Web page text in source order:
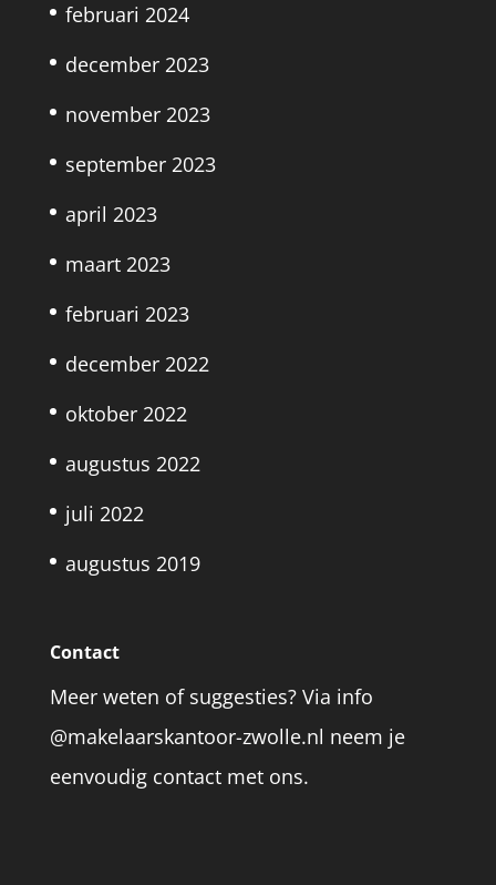
februari 2024
december 2023
november 2023
september 2023
april 2023
maart 2023
februari 2023
december 2022
oktober 2022
augustus 2022
juli 2022
augustus 2019
Contact
Meer weten of suggesties? Via info
@makelaarskantoor-zwolle.nl neem je
eenvoudig contact met ons.